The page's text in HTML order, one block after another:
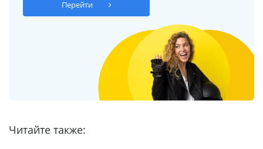
Перейти
Читайте также: